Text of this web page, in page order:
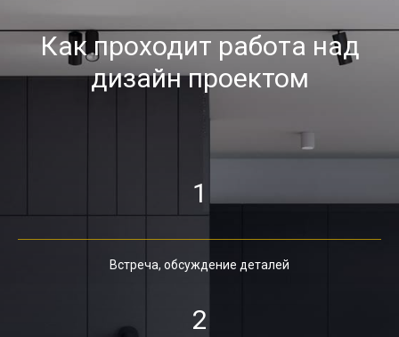
Как проходит работа над
дизайн проектом
1
Встреча, обсуждение деталей
2